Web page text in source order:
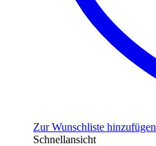
Zur Wunschliste hinzufügen
Schnellansicht